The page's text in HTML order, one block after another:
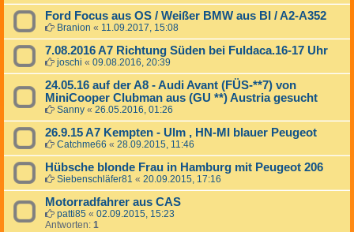
Ford Focus aus OS / Weißer BMW aus BI / A2-A352
Branion « 11.09.2017, 15:08
7.08.2016 A7 Richtung Süden bei Fuldaca.16-17 Uhr
joschi « 09.08.2016, 20:39
24.05.16 auf der A8 - Audi Avant (FÜS-**7) von
MiniCooper Clubman aus (GU **) Austria gesucht
Sanny « 26.05.2016, 01:26
26.9.15 A7 Kempten - Ulm , HN-MI blauer Peugeot
Catchme66 « 28.09.2015, 11:46
Hübsche blonde Frau in Hamburg mit Peugeot 206
Siebenschläfer81 « 20.09.2015, 17:16
Motorradfahrer aus CAS
patti85 « 02.09.2015, 15:23
Antworten: 1